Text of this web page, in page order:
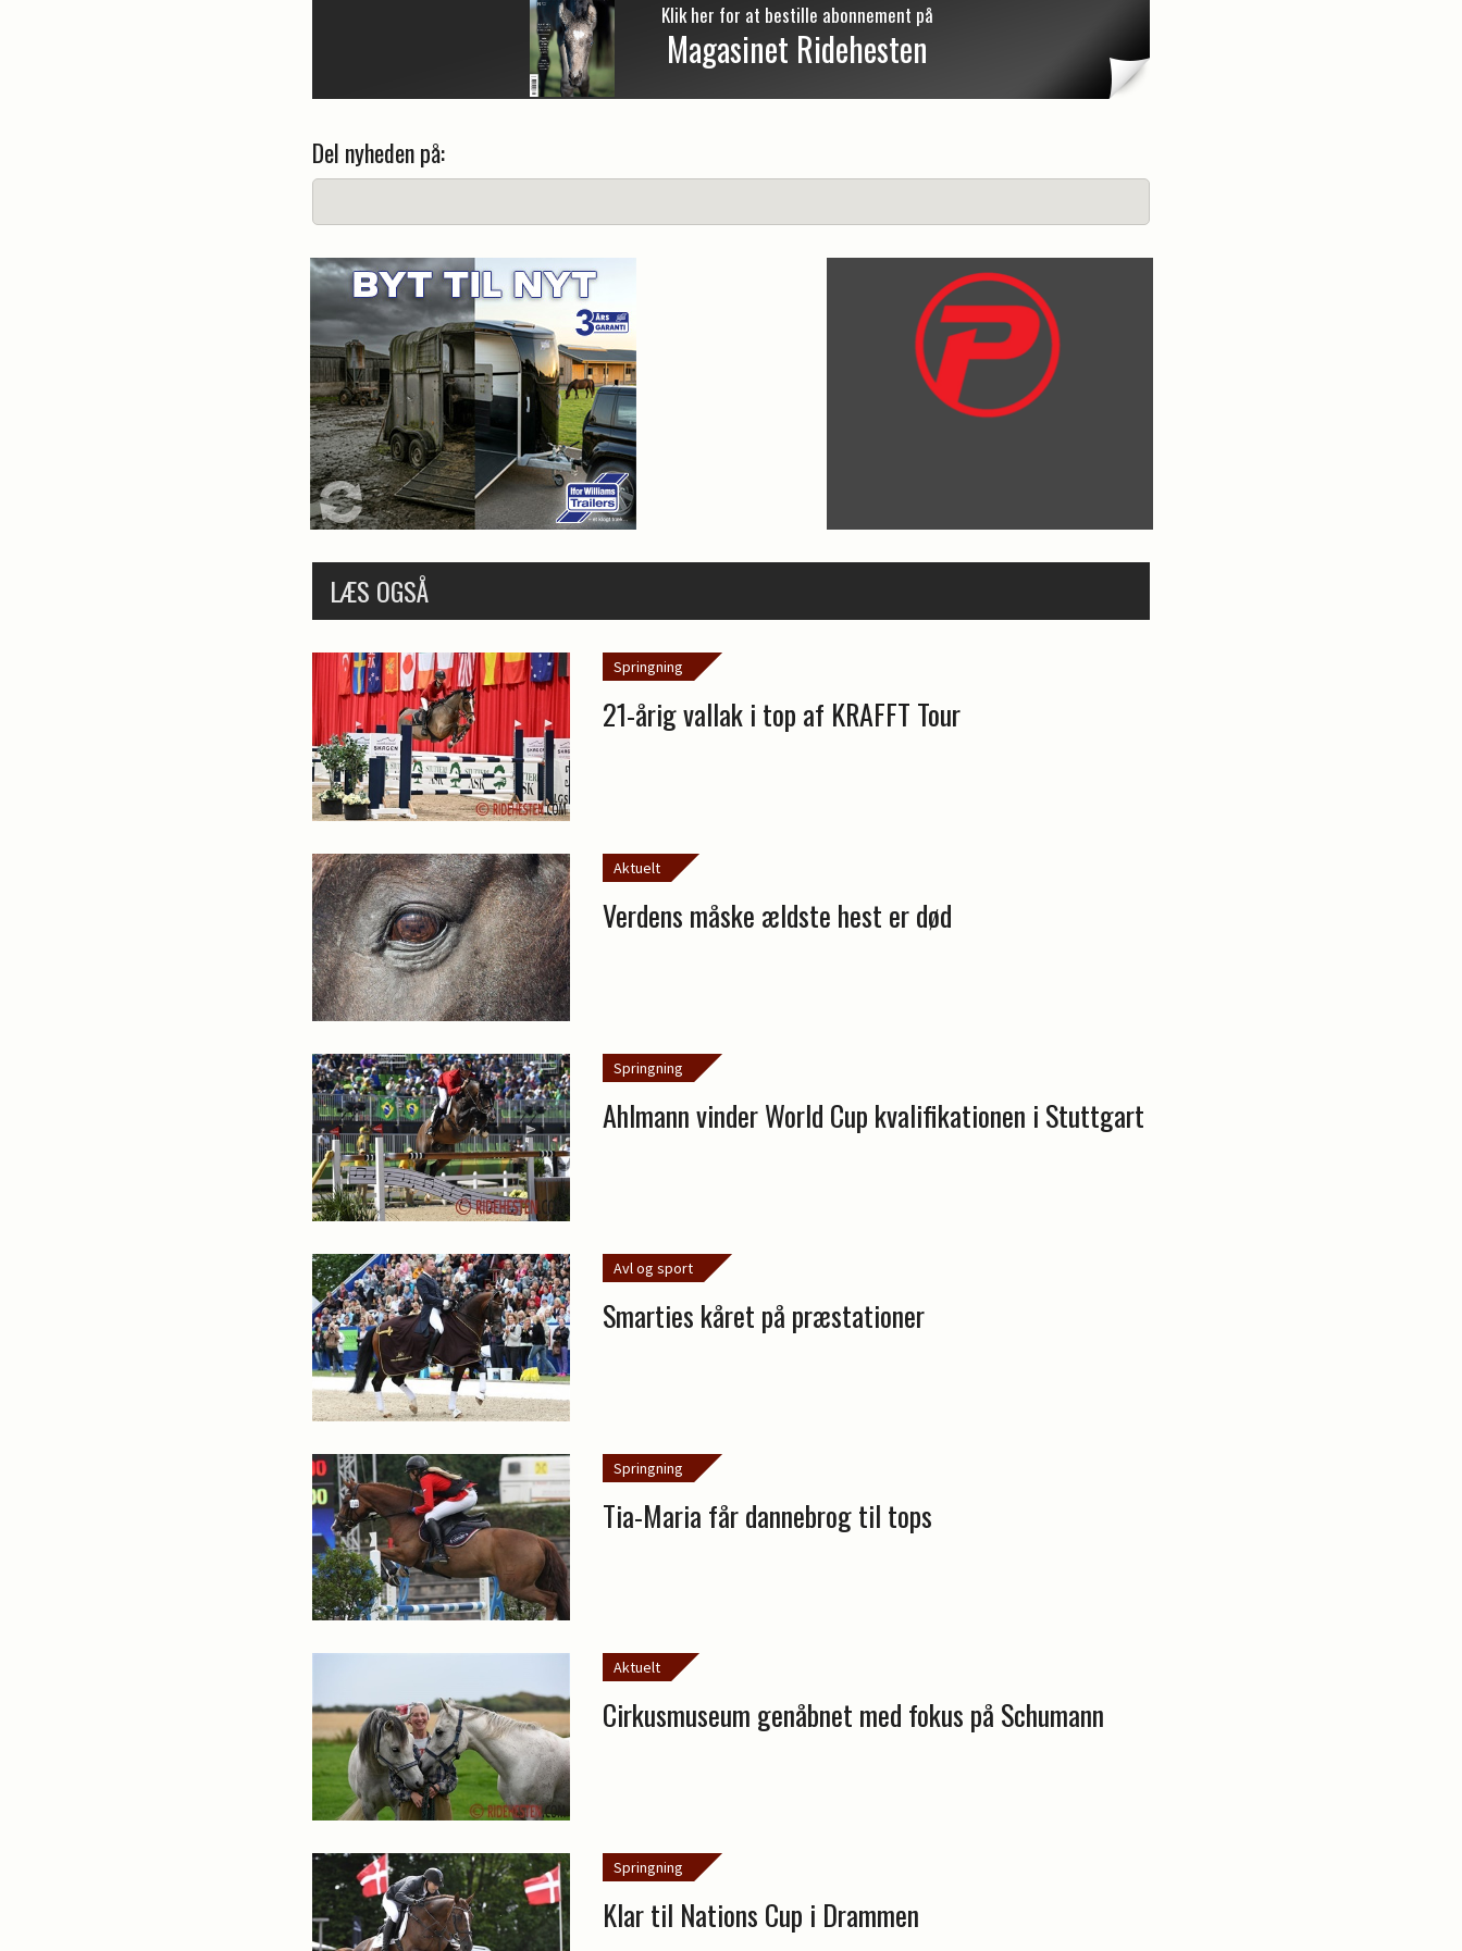
Klik her for at bestille abonnement på
Magasinet Ridehesten
Del nyheden på:
LÆS OGSÅ
Springning
21-årig vallak i top af KRAFFT Tour
Aktuelt
Verdens måske ældste hest er død
Springning
Ahlmann vinder World Cup kvalifikationen i Stuttgart
Avl og sport
Smarties kåret på præstationer
Springning
Tia-Maria får dannebrog til tops
Aktuelt
Cirkusmuseum genåbnet med fokus på Schumann
Springning
Klar til Nations Cup i Drammen